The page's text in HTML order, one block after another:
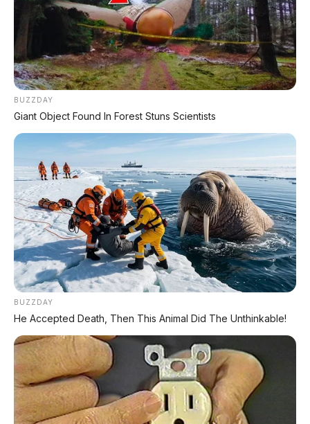
⚡ Leapmotor D99: MPV Listrik Premium
700 Km dengan Harga Mulai Rp660 Juta
⚡ Land Rover Freelander 8: SUV
Premium EREV Mewah 6 Kursi Siap
Masuk Indonesia
⚡ Bus Gunung Harta Terbakar di Tol
Nganjuk, 33 Orang Selamat
⚡ Hongqi G919: SUV Mewah Tangguh
EREV 831 HP Siap Menantang G-Class
⚡ Chery Tiggo 5 Sport: SUV Kompak
Sporty 156 HP dengan Chip Snapdragon
8155
HP dengan Teknologi Huawei Full-Stack
⚡ Xpeng GX: SUV Full-Size Premium
dengan AI Turing & Range 1.585 Km
BUZZDAY
Giant Object Found In Forest Stuns Scientists
BUZZDAY
He Accepted Death, Then This Animal Did The Unthinkable!